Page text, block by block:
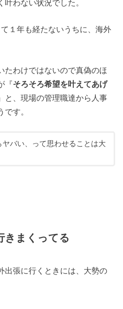
わない状況でした。
１年も経たないうちに、海外
たわけではないので真偽のほ
『そろそろ希望を叶えてあげ
と、現場の管理職達から人事
す。
ヤバい、って思わせることは大
きまくってる
出張に行くときには、大勢の